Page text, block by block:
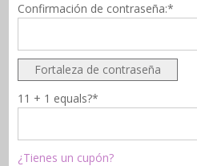
Confirmación de contraseña:*
Fortaleza de contraseña
11 + 1 equals?*
¿Tienes un cupón?